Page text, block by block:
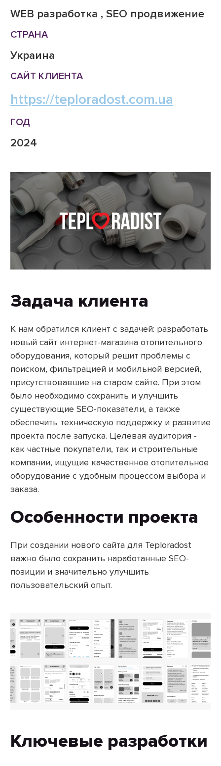
WEB разработка , SEO продвижение
СТРАНА
Украина
САЙТ КЛИЕНТА
https://teploradost.com.ua
ГОД
2024
Задача клиента
К нам обратился клиент с задачей: разработать
новый сайт интернет-магазина отопительного
оборудования, который решит проблемы с
поиском, фильтрацией и мобильной версией,
присутствовавшие на старом сайте. При этом
было необходимо сохранить и улучшить
существующие SEO-показатели, а также
обеспечить техническую поддержку и развитие
проекта после запуска. Целевая аудитория -
как частные покупатели, так и строительные
компании, ищущие качественное отопительное
оборудование с удобным процессом выбора и
заказа.
Особенности проекта
При создании нового сайта для Teploradost
важно было сохранить наработанные SEO-
позиции и значительно улучшить
пользовательский опыт.
Ключевые разработки